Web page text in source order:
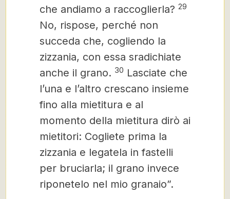
che andiamo a raccoglierla? 29
No, rispose, perché non
succeda che, cogliendo la
zizzania, con essa sradichiate
anche il grano. 30 Lasciate che
l’una e l’altro crescano insieme
fino alla mietitura e al
momento della mietitura dirò ai
mietitori: Cogliete prima la
zizzania e legatela in fastelli
per bruciarla; il grano invece
riponetelo nel mio granaio”.